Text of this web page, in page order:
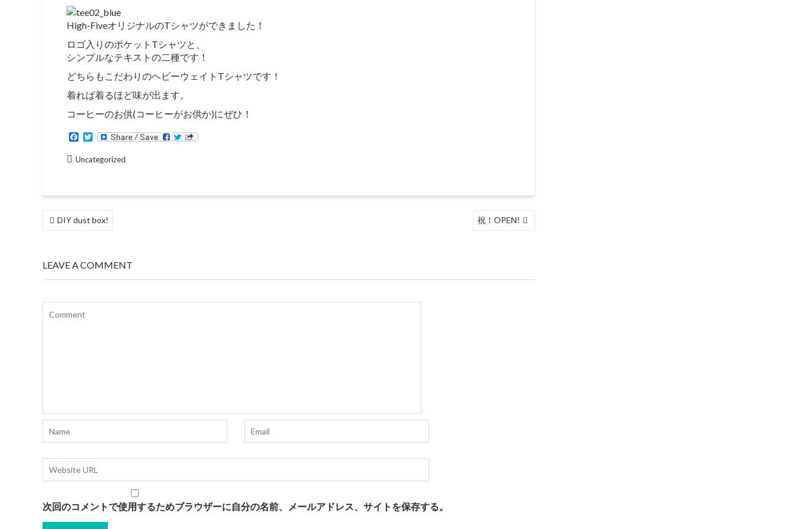
High-FiveオリジナルのTシャツができました！
ロゴ入りのポケットTシャツと、
シンプルなテキストの二種です！
どちらもこだわりのヘビーウェイトTシャツです！
着れば着るほど味が出ます。
コーヒーのお供(コーヒーがお供か)にぜひ！
F
c
e
o
T
i
t
r
Uncategorized
投
稿
ゲ
ー
ョ
ン
DIY dust box! 祝！OPEN!
LEAVE A COMMENT
次回のコメントで使用するためブラウザーに自分の名前、メールアドレス、サイトを保存する。